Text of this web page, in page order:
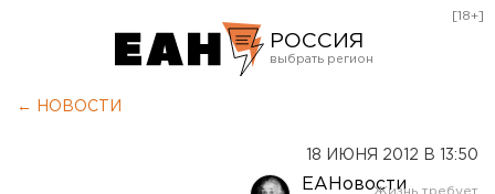
РОССИЯ
[18+]
← НОВОСТИ
18 ИЮНЯ 2012 В 13:50
ЕАНовости